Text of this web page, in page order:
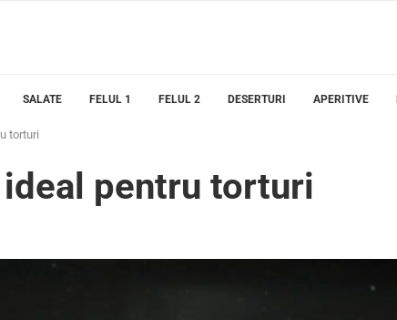
SALATE FELUL 1 FELUL 2 DESERTURI APERITIVE
torturi
pentru torturi